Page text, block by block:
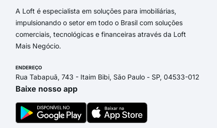
A Loft é especialista em soluções para imobiliárias,
impulsionando o setor em todo o Brasil com soluções
comerciais, tecnológicas e financeiras através da Loft
Mais Negócio.
ENDEREÇO
Rua Tabapuã, 743 - Itaim Bibi, São Paulo - SP, 04533-012
Baixe nosso app